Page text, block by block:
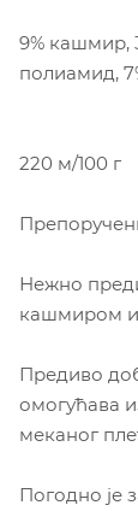
9% кашмир,
полиамид,
220 м/100 г
Нежно
кашмиром и
Предиво
омогућава
меканог
Погодно је